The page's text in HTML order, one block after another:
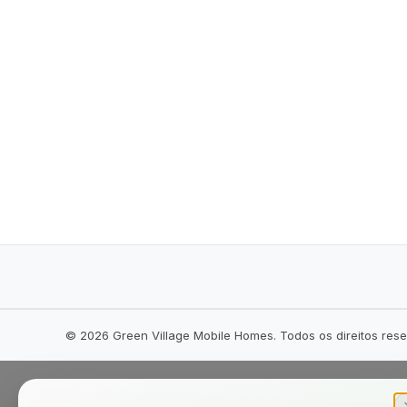
© 2026 Green Village Mobile Homes. Todos os direitos